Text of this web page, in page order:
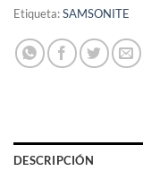
Etiqueta:SAMSONITE
DESCRIPCIÓN